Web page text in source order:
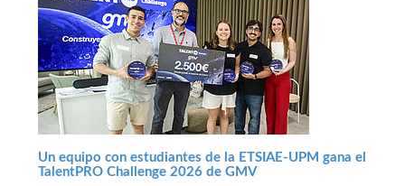
Un equipo con estudiantes de la ETSIAE-UPM gana el
TalentPRO Challenge 2026 de GMV